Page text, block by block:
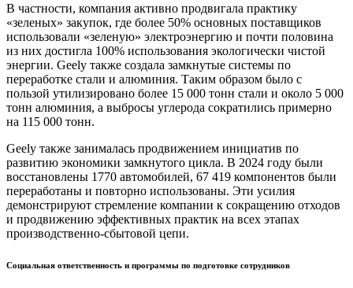
В частности, компания активно продвигала практику
«зеленых» закупок, где более 50% основных поставщиков
использовали «зеленую» электроэнергию и почти половина
из них достигла 100% использования экологически чистой
энергии. Geely также создала замкнутые системы по
переработке стали и алюминия. Таким образом было с
пользой утилизировано более 15 000 тонн стали и около 5 000
тонн алюминия, а выбросы углерода сократились примерно
на 115 000 тонн.
Geely также занималась продвижением инициатив по
развитию экономики замкнутого цикла. В 2024 году были
восстановлены 1770 автомобилей, 67 419 компонентов были
переработаны и повторно использованы. Эти усилия
демонстрируют стремление компании к сокращению отходов
и продвижению эффективных практик на всех этапах
производственно-сбытовой цепи.
Социальная ответственность и программы по подготовке сотрудников